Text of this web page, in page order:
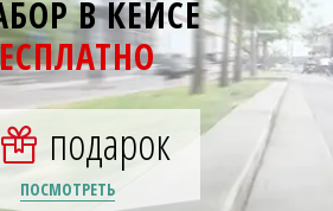
В КЕЙСЕ
подарок
ПОСМОТРЕТЬ